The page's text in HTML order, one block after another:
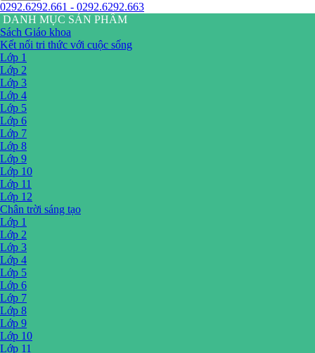
0292.6292.661 - 0292.6292.663
DANH MỤC SẢN PHẨM
Sách Giáo khoa
Kết nối tri thức với cuộc sống
Lớp 1
Lớp 2
Lớp 3
Lớp 4
Lớp 5
Lớp 6
Lớp 7
Lớp 8
Lớp 9
Lớp 10
Lớp 11
Lớp 12
Chân trời sáng tạo
Lớp 1
Lớp 2
Lớp 3
Lớp 4
Lớp 5
Lớp 6
Lớp 7
Lớp 8
Lớp 9
Lớp 10
Lớp 11